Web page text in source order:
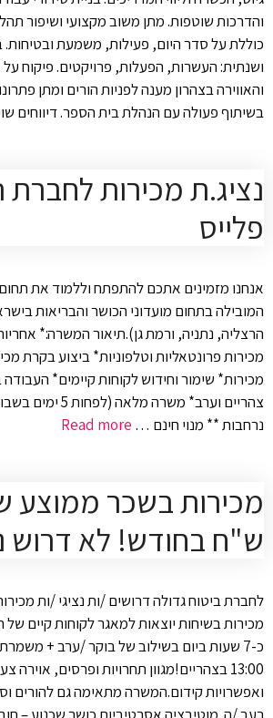
והדרכות שוטפות. מתן משוב מקצועי ושיפור
כוללת על סדר היום, פעילות, משמעת ובטיחות.
ושנתית: העשרות, הפעלות, פרויקטים. פיקוח
והאווירה בצהרון מענה לפניות הורים ומתן
בשיתוף פעולה עם הנהלת בית הספר. דיווחים
נציג.ת מכירות
פלייס
אנחנו מזמינים אתכם להתפתח וללמוד את
המובילה בתחום מועדוני הכושר והבריאות
הרצליה, נתניה, ורמת גן).תיאור המשרה:*
מכירות פרונטאליות וטלפוניות* ביצוע בקרת
מכירות* שימור וחידוש לקוחות קיימים*
צהריים וערב* משרה
נרחבות ** מנוי חינם … Read more
ש"ח בחודש! לא דרוש
לחברת ביטוח גדולה דרושים /ות נציגי /ות
מכירות בשיחות יוצאות למאגר לקוחות קיים
כ-7 שעות ביום בשילוב של בוקר /ערב +
13:00 בצהריים!מגוון תחרויות ופרסים, אוירה
ואפשרויות קידום.המשרה מתאימה גם להורים